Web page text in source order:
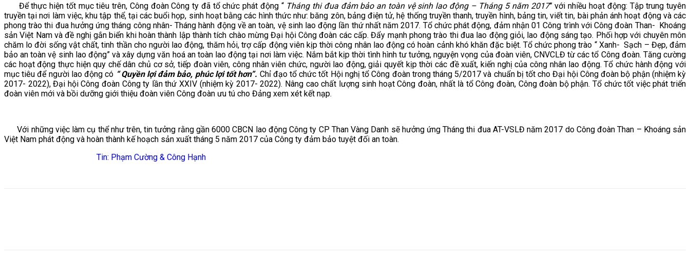
Để thực hiện tốt mục tiêu trên, Công đoàn Công ty đã tổ chức phát động “ Tháng thi đua đảm bảo an toàn vệ sinh lao động – Tháng 5 năm 2017” với nhiều hoạt động: Tập trung tuyên
truyền tại nơi làm việc, khu tập thể, tại các buổi họp, sinh hoạt bằng các hình thức như: băng zôn, bảng điện tử, hệ thống truyền thanh, truyền hình, bảng tin, viết tin, bài phản ánh hoạt động và các
phong trào thi đua hưởng ứng tháng công nhân- Tháng hành động về an toàn, vệ sinh lao động lần thứ nhất năm 2017. Tổ chức phát động, đảm nhận 01 Công trình với Công đoàn Than- Khoáng
sản Việt Nam và đề nghị gắn biển khi hoàn thành lập thành tích chào mừng Đại hội Công đoàn các cấp. Đẩy mạnh phong trào thi đua lao động giỏi, lao động sáng tạo. Phối hợp với chuyên môn
chăm lo đời sống vật chất, tinh thần cho người lao động, thăm hỏi, trợ cấp động viên kịp thời công nhân lao động có hoàn cảnh khó khăn đặc biệt. Tổ chức phong trào “ Xanh- Sạch – Đẹp, đảm
bảo an toàn vệ sinh lao động” và xây dựng văn hoá an toàn lao động tại nơi làm việc. Nắm bắt kịp thời tình hình tư tưởng, nguyện vọng của đoàn viên, CNVCLĐ từ các tổ Công đoàn. Tăng cường
các hoạt động thực hiện quy chế dân chủ cơ sở, tiếp đoàn viên, công nhân viên chức, người lao động, giải quyết kịp thời các đề xuất, kiến nghị của công nhân lao động. Tổ chức hành động với
mục tiêu để người lao động có “ Quyền lợi đảm bảo, phúc lợi tốt hơn”. Chỉ đạo tổ chức tốt Hội nghị tổ Công đoàn trong tháng 5/2017 và chuẩn bị tốt cho Đại hội Công đoàn bộ phận (nhiệm kỳ
2017- 2022), Đại hội Công đoàn Công ty lần thứ XXIV (nhiệm kỳ 2017- 2022). Nâng cao chất lượng sinh hoạt Công đoàn, nhất là tổ Công đoàn, Công đoàn bộ phận. Tổ chức tốt việc phát triển
đoàn viên mới và bồi dưỡng giới thiệu đoàn viên Công đoàn ưu tú cho Đảng xem xét kết nạp.
Với những việc làm cụ thể như trên, tin tưởng rằng gần 6000 CBCN lao động Công ty CP Than Vàng Danh sẽ hưởng ứng Tháng thi đua AT-VSLĐ năm 2017 do Công đoàn Than – Khoáng sản
Việt Nam phát động và hoàn thành kế hoạch sản xuất tháng 5 năm 2017 của Công ty đảm bảo tuyệt đối an toàn.
Tin: Phạm Cường & Công Hạnh